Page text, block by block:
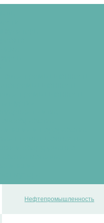
Нефтепромышленность